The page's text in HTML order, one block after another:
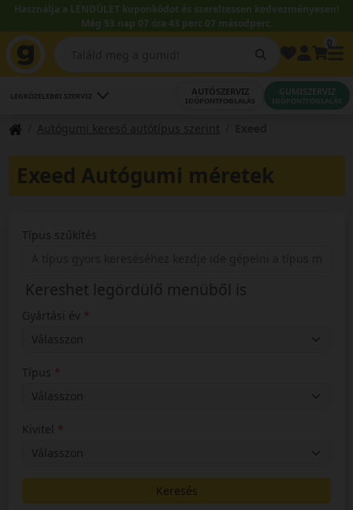
Használja a LENDÜLET kuponkódot és szereltessen kedvezményesen!
Még 53 nap 07 óra 43 perc 07 másodperc.
LEGKÖZELEBBI SZERVIZ AUTÓSZERVIZ
IDŐPONTFOGLALÁS
GUMISZERVIZ
IDŐPONTFOGLALÁS
Autógumi kereső autótípus szerint
Exeed Autógumi méretek
Típus szűkítés
Kereshet legördülő menüből is
Gyártási év
Típus
Kivitel
Keresés